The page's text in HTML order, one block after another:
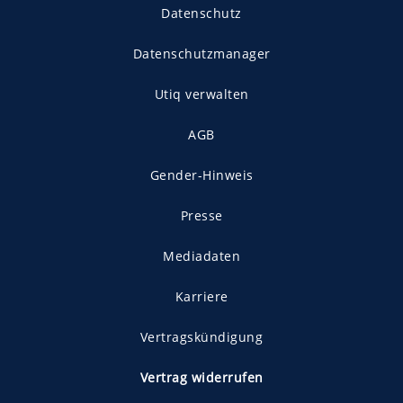
Datenschutz
Datenschutzmanager
Utiq verwalten
AGB
Gender-Hinweis
Presse
Mediadaten
Karriere
Vertragskündigung
Vertrag widerrufen